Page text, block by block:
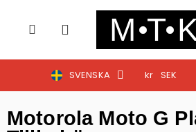
SVENSKA kr SEK
Motorola Moto G